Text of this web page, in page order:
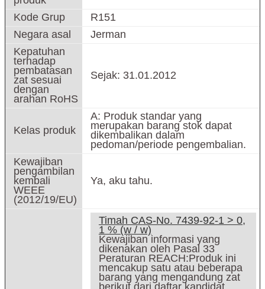
Kode Grup
R151
Negara asal
Jerman
Kepatuhan
terhadap
pembatasan
zat sesuai
dengan
arahan RoHS
Sejak: 31.01.2012
Kelas produk
A: Produk standar yang
merupakan barang stok dapat
dikembalikan dalam
pedoman/periode pengembalian.
Kewajiban
pengambilan
kembali
WEEE
(2012/19/EU)
Ya, aku tahu.
Timah CAS-No. 7439-92-1 > 0,
1 % (w / w)
Kewajiban informasi yang
dikenakan oleh Pasal 33
Peraturan REACH:Produk ini
mencakup satu atau beberapa
barang yang mengandung zat